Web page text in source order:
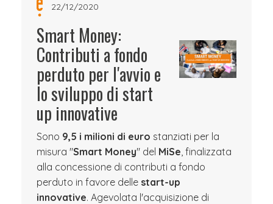
22/12/2020
Smart Money:
Contributi a fondo
perduto per l'avvio e
lo sviluppo di start
up innovative
Sono 9,5 i milioni di euro stanziati per la
misura "Smart Money" del MiSe, finalizzata
alla concessione di contributi a fondo
perduto in favore delle start-up
innovative. Agevolata l'acquisizione di